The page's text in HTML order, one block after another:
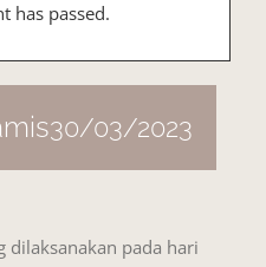
has passed.
30/03/2023
dilaksanakan pada hari